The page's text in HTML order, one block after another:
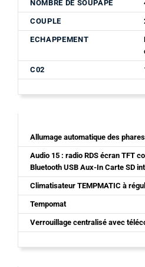
NOMBRE DE SOUPAPE
COUPLE
ECHAPPEMENT
C02
Allumage automatique des phares
Audio 15 : radio RDS écran TFT
Bluetooth USB Aux-In Carte SD
Climatisateur TEMPMATIC à
Tempomat
Verrouillage centralisé avec